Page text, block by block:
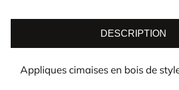
DESCRIPTION
Appliques cimaises en bois de